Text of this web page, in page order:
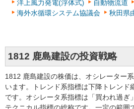
洋上風力発電(浮体式)
自動物流道
海外水循環システム協議会
秋田県
1812 鹿島建設の投資戦略
1812 鹿島建設の株価は、オシレーター
います。トレンド系指標は下降トレンド
です。オシレータ系指標は「買われ過ぎ
テクニカル指標の総称です。一定の範囲